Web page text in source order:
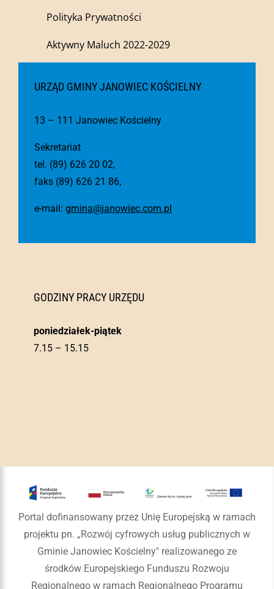
Polityka Prywatności
Aktywny Maluch 2022-2029
URZĄD GMINY JANOWIEC KOŚCIELNY
13 – 111 Janowiec Kościelny
Sekretariat
tel. (89) 626 20 02,
faks (89) 626 21 86,
e-mail: gmina@janowiec.com.pl
GODZINY PRACY URZĘDU
poniedziałek-piątek
7.15 – 15.15
Portal dofinansowany przez Unię Europejską w ramach
projektu pn. „Rozwój cyfrowych usług publicznych w
Gminie Janowiec Kościelny" realizowanego ze
środków Europejskiego Funduszu Rozwoju
Regionalnego w ramach Regionalnego Programu